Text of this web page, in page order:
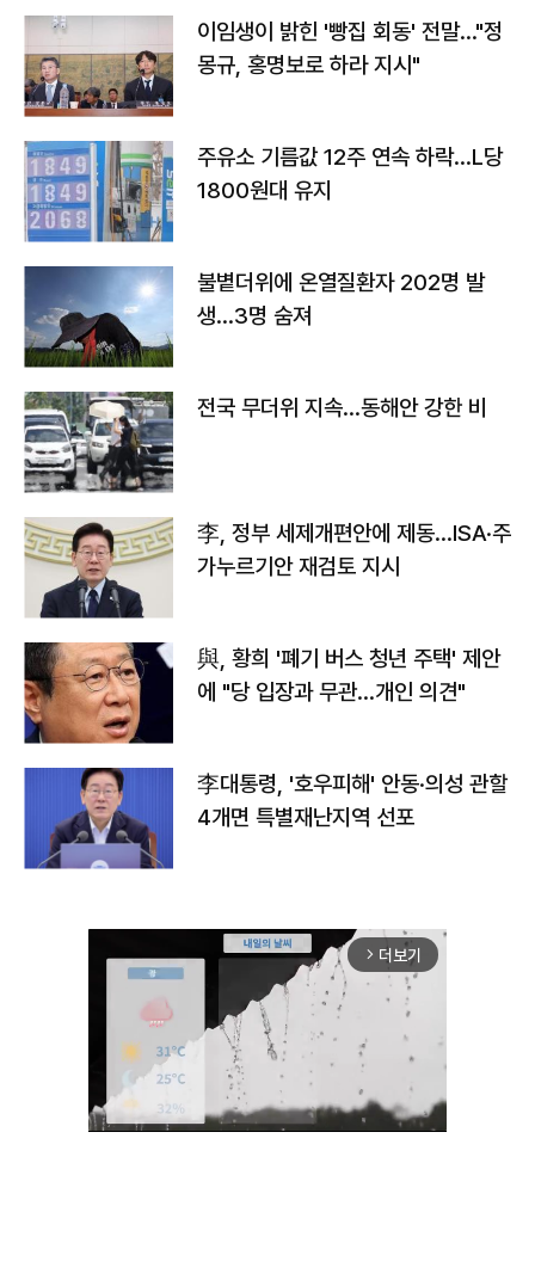
이임생이 밝힌 '빵집 회동' 전말…"정
몽규, 홍명보로 하라 지시"
주유소 기름값 12주 연속 하락…L당
1800원대 유지
불볕더위에 온열질환자 202명 발
생…3명 숨져
전국 무더위 지속…동해안 강한 비
李, 정부 세제개편안에 제동…ISA·주
가누르기안 재검토 지시
與, 황희 '폐기 버스 청년 주택' 제안
에 "당 입장과 무관…개인 의견"
李대통령, '호우피해' 안동·의성 관할
4개면 특별재난지역 선포
arrow_forward_ios 더보기